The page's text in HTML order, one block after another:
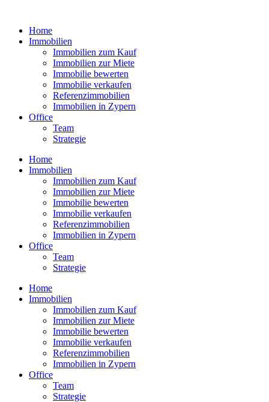
wechselnHome
Immobilien
Immobilien zum Kauf
Immobilien zur Miete
Immobilie bewerten
Immobilie verkaufen
Referenzimmobilien
Immobilien in Zypern
Office
Team
Strategie
Home
Immobilien
Immobilien zum Kauf
Immobilien zur Miete
Immobilie bewerten
Immobilie verkaufen
Referenzimmobilien
Immobilien in Zypern
Office
Team
Strategie
Home
Immobilien
Immobilien zum Kauf
Immobilien zur Miete
Immobilie bewerten
Immobilie verkaufen
Referenzimmobilien
Immobilien in Zypern
Office
Team
Strategie